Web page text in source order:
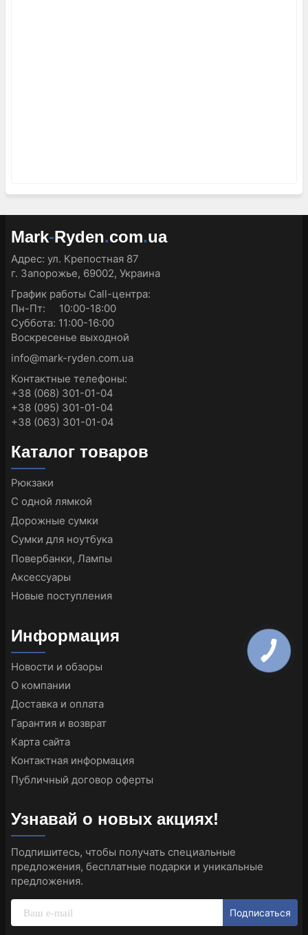
Mark-Ryden.com.ua
Адрес: ул. Крепостная 87
г. Запорожье, 69002, Украина
График работы Call-центра:
Пн-Пт: 10:00-18:00
Суббота: 11:00-16:00
Воскресенье выходной
info@mark-ryden.com.ua
Контактные телефоны:
+38 (068) 301-01-04
+38 (095) 301-01-04
+38 (063) 301-01-04
Каталог товаров
Рюкзаки
С одной лямкой
Дорожные сумки
Сумки для ноутбука
Повербанки, Лампы
Аксессуары
Новые поступления
Информация
Новости и обзоры
О компании
Доставка и оплата
Гарантия и возврат
Карта сайта
Контактная информация
Публичный договор оферты
Узнавай о новых акциях!
Подпишитесь, чтобы получать специальные
предложения, бесплатные подарки и уникальные
предложения.
Подписаться